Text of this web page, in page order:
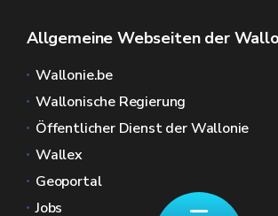
Allgemeine Webseiten der
Wallonie.be
Wallonische Regierung
Öffentlicher Dienst der Wallonie
Wallex
Geoportal
Jobs